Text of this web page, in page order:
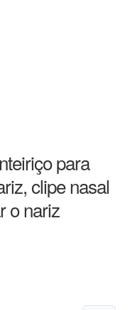
para
clipe nasal
o nariz